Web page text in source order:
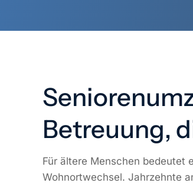
Betreuung,
Für ältere Menschen bedeutet
Wohnortwechsel. Jahrzehnte